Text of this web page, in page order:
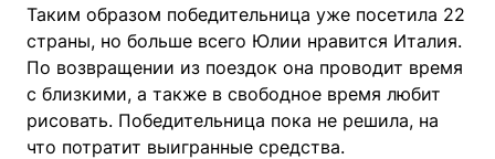
Таким образом победительница уже посетила 22
страны, но больше всего Юлии нравится Италия.
По возвращении из поездок она проводит время
с близкими, а также в свободное время любит
рисовать. Победительница пока не решила, на
что потратит выигранные средства.